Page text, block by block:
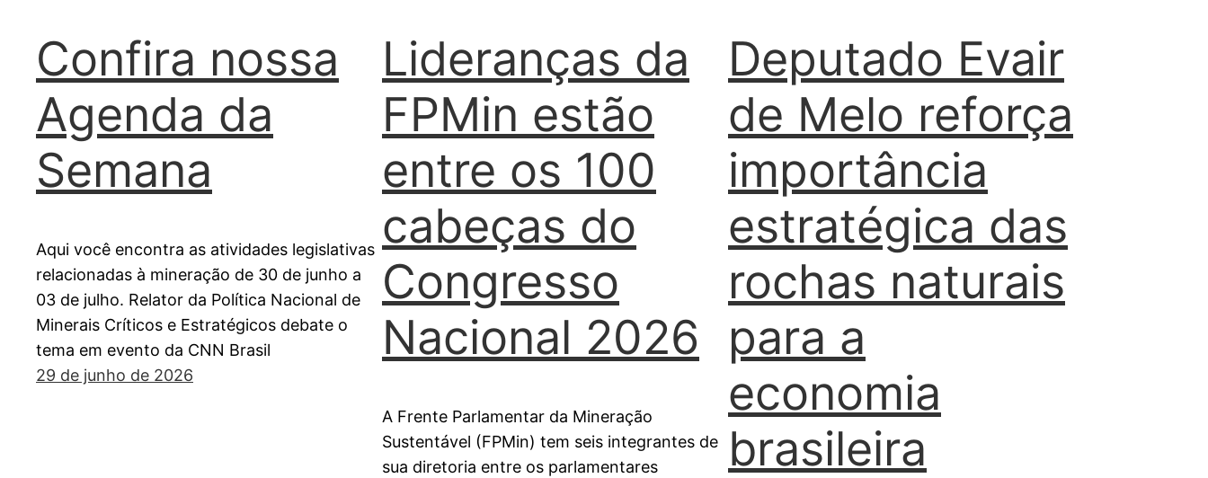
Confira nossa
Agenda da
Semana
Aqui você encontra as atividades legislativas
relacionadas à mineração de 30 de junho a
03 de julho. Relator da Política Nacional de
Minerais Críticos e Estratégicos debate o
tema em evento da CNN Brasil
29 de junho de 2026
Lideranças da
FPMin estão
entre os 100
cabeças do
Congresso
Nacional 2026
A Frente Parlamentar da Mineração
Sustentável (FPMin) tem seis integrantes de
sua diretoria entre os parlamentares
Deputado Evair
de Melo reforça
importância
estratégica das
rochas naturais
para a
economia
brasileira